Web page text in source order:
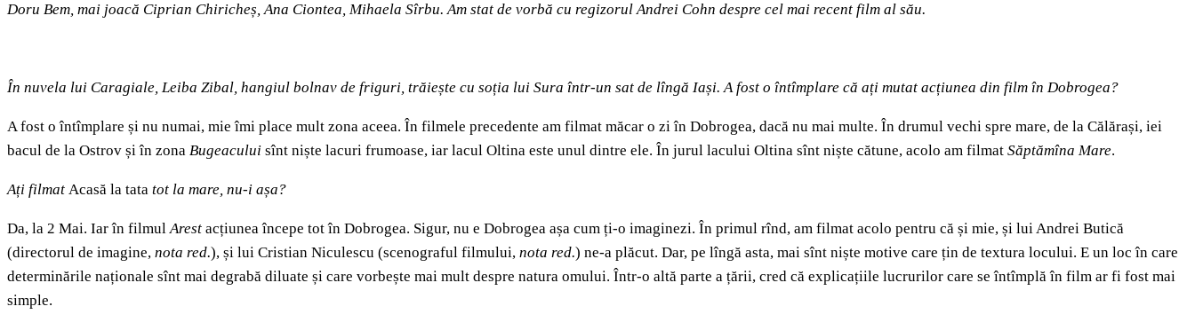
Doru Bem, mai joacă Ciprian Chiricheș, Ana Ciontea, Mihaela Sîrbu. Am stat de vorbă cu regizorul Andrei Cohn despre cel mai recent film al său.
În nuvela lui Caragiale, Leiba Zibal, hangiul bolnav de friguri, trăiește cu soția lui Sura într-un sat de lîngă Iași. A fost o întîmplare că ați mutat acțiunea din film în Dobrogea?
A fost o întîmplare și nu numai, mie îmi place mult zona aceea. În filmele precedente am filmat măcar o zi în Dobrogea, dacă nu mai multe. În drumul vechi spre mare, de la Călărași, iei
bacul de la Ostrov și în zona Bugeacului sînt niște lacuri frumoase, iar lacul Oltina este unul dintre ele. În jurul lacului Oltina sînt niște cătune, acolo am filmat Săptămîna Mare.
Ați filmat Acasă la tata tot la mare, nu-i așa?
Da, la 2 Mai. Iar în filmulArest acțiunea începe tot în Dobrogea. Sigur, nu e Dobrogea așa cum ți-o imaginezi. În primul rînd, am filmat acolo pentru că și mie, și lui Andrei Butică
(directorul de imagine, nota red.), și lui Cristian Niculescu (scenograful filmului, nota red.) ne-a plăcut. Dar, pe lîngă asta, mai sînt niște motive care țin de textura locului. E un loc în care
determinările naționale sînt mai degrabă diluate și care vorbește mai mult despre natura omului. Într-o altă parte a țării, cred că explicațiile lucrurilor care se întîmplă în film ar fi fost mai
simple.